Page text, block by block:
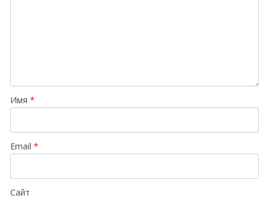
Имя *
Email *
Сайт